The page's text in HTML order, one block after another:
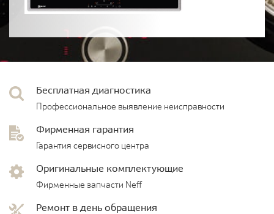
Бесплатная диагностика
Профессиональное выявление неисправности
Фирменная гарантия
Гарантия сервисного центра
Оригинальные комплектующие
Фирменные запчасти Neff
Ремонт в день обращения